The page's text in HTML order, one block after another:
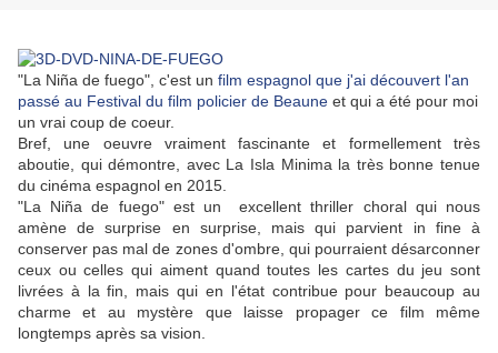
"La Niña de fuego", c'est un film espagnol que j'ai découvert l'an
passé au Festival du film policier de Beaune et qui a été pour moi
un vrai coup de coeur.
Bref, une oeuvre vraiment fascinante et formellement très
aboutie, qui démontre, avec La Isla Minima la très bonne tenue
du cinéma espagnol en 2015.
"La Niña de fuego" est un excellent thriller choral qui nous
amène de surprise en surprise, mais qui parvient in fine à
conserver pas mal de zones d'ombre, qui pourraient désarconner
ceux ou celles qui aiment quand toutes les cartes du jeu sont
livrées à la fin, mais qui en l'état contribue pour beaucoup au
charme et au mystère que laisse propager ce film même
longtemps après sa vision.